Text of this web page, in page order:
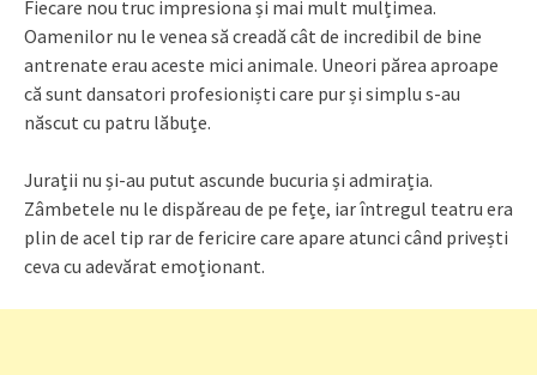
Fiecare nou truc impresiona și mai mult mulțimea.
Oamenilor nu le venea să creadă cât de incredibil de bine
antrenate erau aceste mici animale. Uneori părea aproape
că sunt dansatori profesioniști care pur și simplu s-au
născut cu patru lăbuțe.
Jurații nu și-au putut ascunde bucuria și admirația.
Zâmbetele nu le dispăreau de pe fețe, iar întregul teatru era
plin de acel tip rar de fericire care apare atunci când privești
ceva cu adevărat emoționant.